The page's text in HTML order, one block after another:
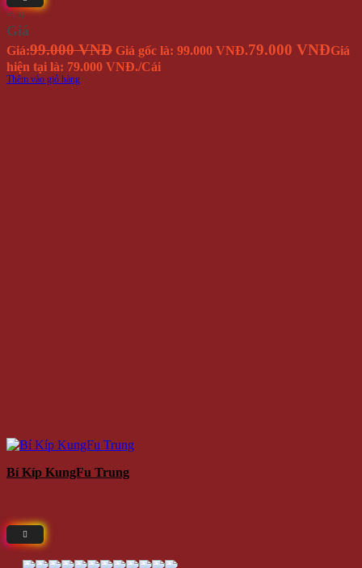
⭐(5)
Giá
Giá:99.000 VNĐ Giá gốc là: 99.000 VNĐ.79.000 VNĐGiá
hiện tại là: 79.000 VNĐ./Cái
Thêm vào giỏ hàng
Bí Kíp KungFu Trung